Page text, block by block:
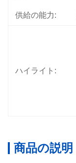
供給の能力:
ハイライト:
商品の説明